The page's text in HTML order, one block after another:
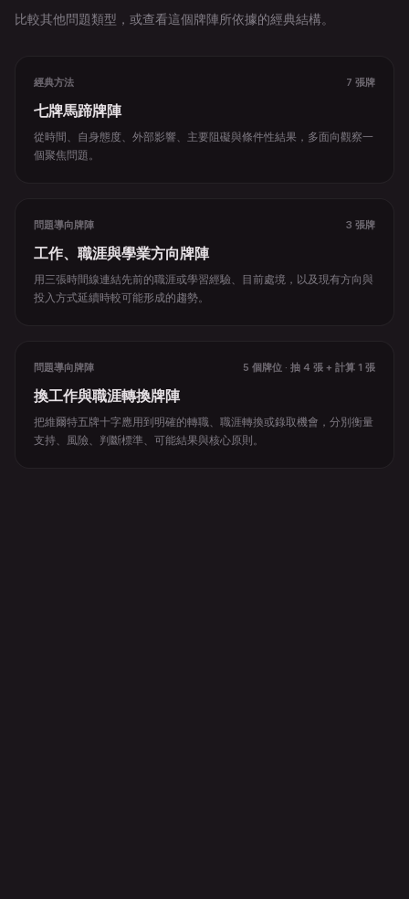
比較其他問題類型，或查看這個牌陣所依據的經典結構。
經典方法 7 張牌
七牌馬蹄牌陣
從時間、自身態度、外部影響、主要阻礙與條件性結果，多面向觀察一
個聚焦問題。
問題導向牌陣 3 張牌
工作、職涯與學業方向牌陣
用三張時間線連結先前的職涯或學習經驗、目前處境，以及現有方向與
投入方式延續時較可能形成的趨勢。
問題導向牌陣 5 個牌位 · 抽 4 張 + 計算 1 張
換工作與職涯轉換牌陣
把維爾特五牌十字應用到明確的轉職、職涯轉換或錄取機會，分別衡量
支持、風險、判斷標準、可能結果與核心原則。